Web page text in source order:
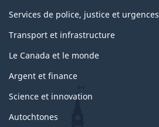
Services de police, justice et urgences
Transport et infrastructure
Le Canada et le monde
Argent et finance
Science et innovation
Autochtones